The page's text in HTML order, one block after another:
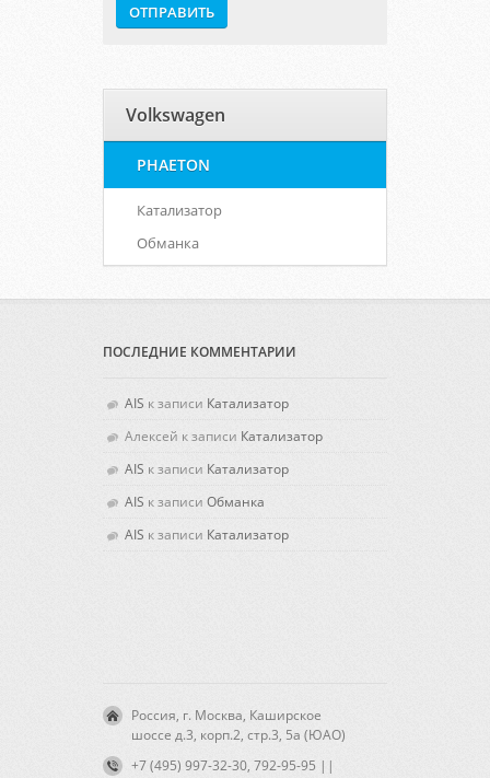
Volkswagen
PHAETON
Катализатор
Обманка
ПОСЛЕДНИЕ КОММЕНТАРИИ
AIS к записи Катализатор
Алексей к записи Катализатор
AIS к записи Катализатор
AIS к записи Обманка
AIS к записи Катализатор
Россия, г. Москва, Каширское
шоссе д.3, корп.2, стр.3, 5а (ЮАО)
+7 (495) 997-32-30, 792-95-95 ||